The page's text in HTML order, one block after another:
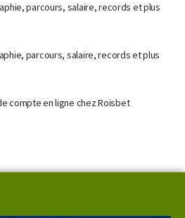
parcours, salaire, records et plus
parcours, salaire, records et plus
compte en ligne chez Roisbet